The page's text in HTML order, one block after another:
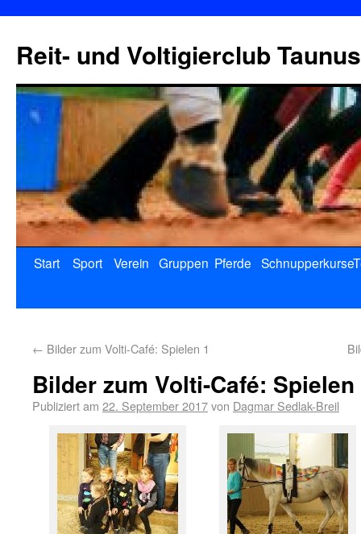
Reit- und Voltigierclub
Start Sport Verein Gruppen Pferde Schnupperkurse
← Bilder zum Volti-Café: Spielen 1
Bilder zum Volti-Café: Spielen
Publiziert am 22. September 2017von Dagmar Sedlak-Breil